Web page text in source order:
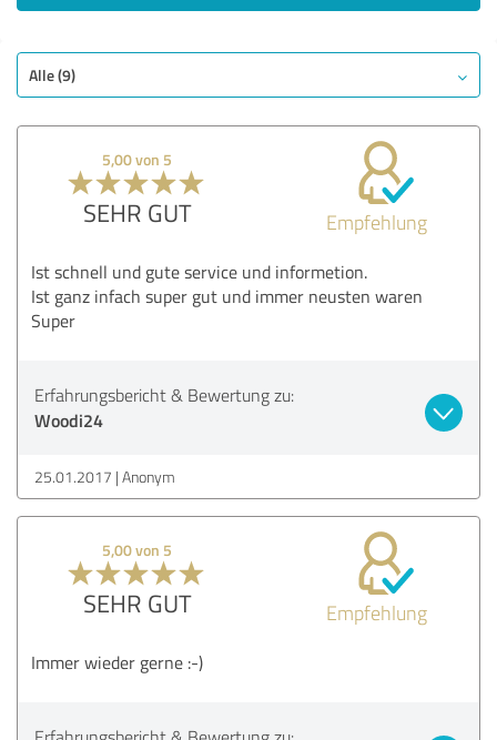
Angebot
Bezahlung
Information
Alle (9)
5,00 von 5
SEHR GUT Empfehlung
Ist schnell und gute service und informetion.
Ist ganz infach super gut und immer neusten waren
Super
Erfahrungsbericht & Bewertung zu:
Woodi24
25.01.2017 Anonym
5,00 von 5
SEHR GUT Empfehlung
Immer wieder gerne :-)